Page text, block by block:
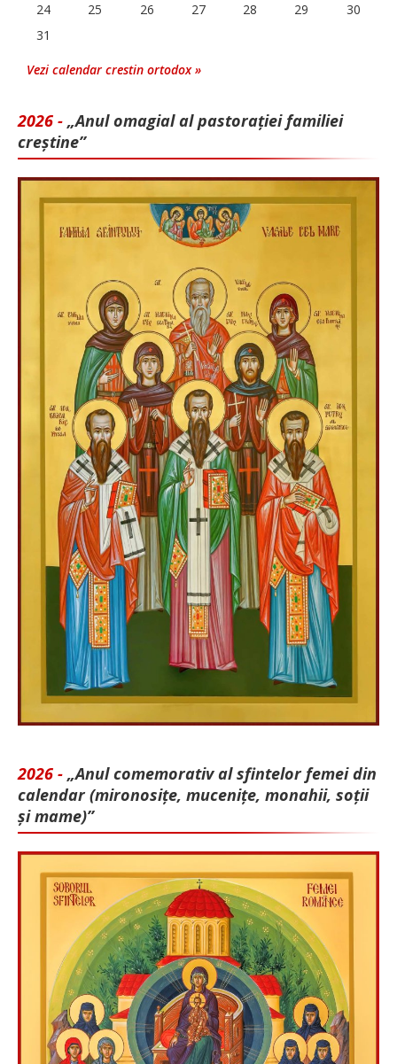
24
25 26 27 28 29
30
31
Vezi calendar crestin ortodox »
2026 - „Anul omagial al pastorației familiei
creștine”
2026 - „Anul comemorativ al sfintelor femei din
calendar (mironosițe, mu­cenițe, monahii, soții
și mame)”